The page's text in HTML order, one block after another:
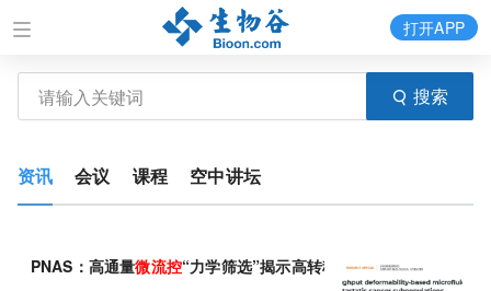
搜索
打开APP
资讯 会议 课程 空中讲坛
PNAS：高通量微流控“力学筛选”揭示高转移癌细胞亚群